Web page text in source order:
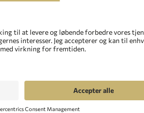
eller omdøbt den
eller forældet URL - tjek
os venligst en besked